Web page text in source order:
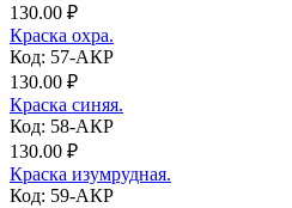
130.00 ₽
Краска охра.
Код: 57-АКР
130.00 ₽
Краска синяя.
Код: 58-АКР
130.00 ₽
Краска изумрудная.
Код: 59-АКР